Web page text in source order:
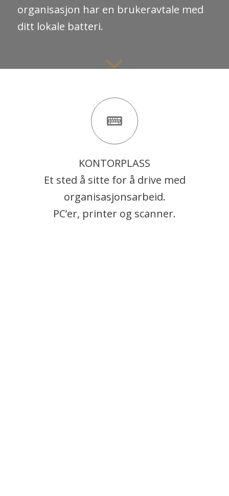
organisasjon har en brukeravtale med
ditt lokale batteri.
KONTORPLASS
Et sted å sitte for å drive med
organisasjonsarbeid.
PC’er, printer og scanner.